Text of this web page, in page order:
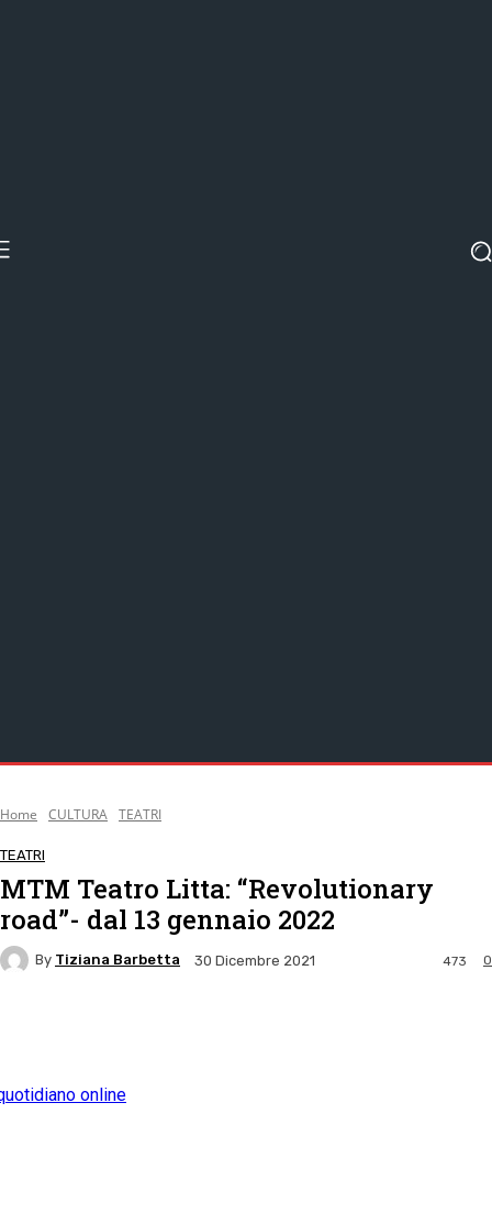
Home CULTURA TEATRI
TEATRI
MTM Teatro Litta: “Revolutionary
road”- dal 13 gennaio 2022
By Tiziana Barbetta 30 Dicembre 2021 0
473